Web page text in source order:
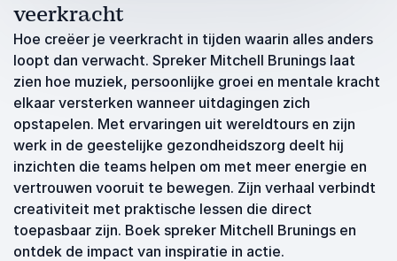
veerkracht
Hoe creëer je veerkracht in tijden waarin alles anders
loopt dan verwacht. Spreker Mitchell Brunings laat
zien hoe muziek, persoonlijke groei en mentale kracht
elkaar versterken wanneer uitdagingen zich
opstapelen. Met ervaringen uit wereldtours en zijn
werk in de geestelijke gezondheidszorg deelt hij
inzichten die teams helpen om met meer energie en
vertrouwen vooruit te bewegen. Zijn verhaal verbindt
creativiteit met praktische lessen die direct
toepasbaar zijn. Boek spreker Mitchell Brunings en
ontdek de impact van inspiratie in actie.